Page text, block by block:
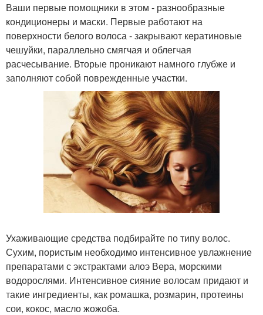
Ваши первые помощники в этом - разнообразные
кондиционеры и маски. Первые работают на
поверхности белого волоса - закрывают кератиновые
чешуйки, параллельно смягчая и облегчая
расчесывание. Вторые проникают намного глубже и
заполняют собой поврежденные участки.
Ухаживающие средства подбирайте по типу волос.
Сухим, пористым необходимо интенсивное увлажнение
препаратами с экстрактами алоэ Вера, морскими
водорослями. Интенсивное сияние волосам придают и
такие ингредиенты, как ромашка, розмарин, протеины
сои, кокос, масло жожоба.